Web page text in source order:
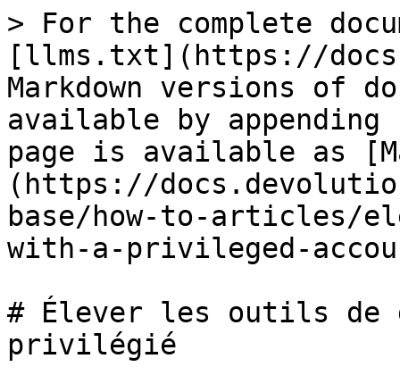
> For the complete
[llms.txt](https://
Markdown versions of
available by
page is available as
(https://
base/how-to-articles/
with-a-privileged-
# Élever les outils de
privilégié